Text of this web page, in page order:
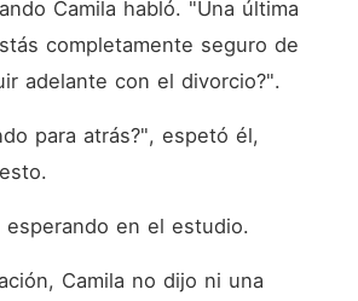
Camila habló. "Una última
completamente seguro de
adelante con el divorcio?".
para atrás?", espetó él,
esperando en el estudio.
Camila no dijo ni una